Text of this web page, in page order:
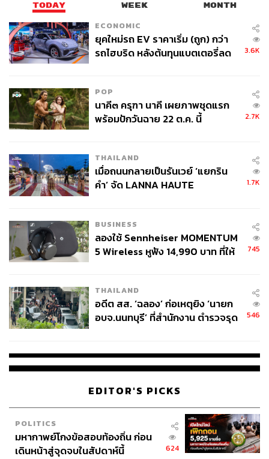
TODAY WEEK MONTH
ECONOMIC
ยุคใหม่รถ EV ราคาเริ่ม (ถูก) กว่า
รถไฮบริด หลังต้นทุนแบตเตอรี่ลด
3.6K
POP
นาคี๓ ครุฑา นาคี เผยภาพชุดแรก
พร้อมปักวันฉาย 22 ต.ค. นี้
2.7K
THAILAND
เมื่อถนนกลายเป็นรันเวย์ ‘แยกริน
คำ’ จัด LANNA HAUTE
1.7K
BUSINESS
ลองใช้ Sennheiser MOMENTUM
5 Wireless หูฟัง 14,990 บาท ที่ให้
745
THAILAND
อดีต สส. ‘ฉลอง’ ก่อเหตุยิง ‘นายก
อบจ.นนทบุรี’ ที่สำนักงาน ตำรวจรุด
546
EDITOR'S PICKS
POLITICS
มหากาพย์โกงข้อสอบท้องถิ่น ก่อน
เดินหน้าสู่จุดจบในสัปดาห์นี้
624